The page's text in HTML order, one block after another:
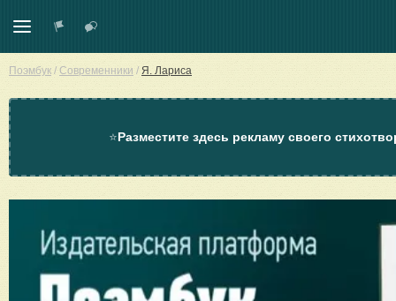
Поэмбук / Современники / Я. Лариса
⭐Разместите здесь рекламу своего